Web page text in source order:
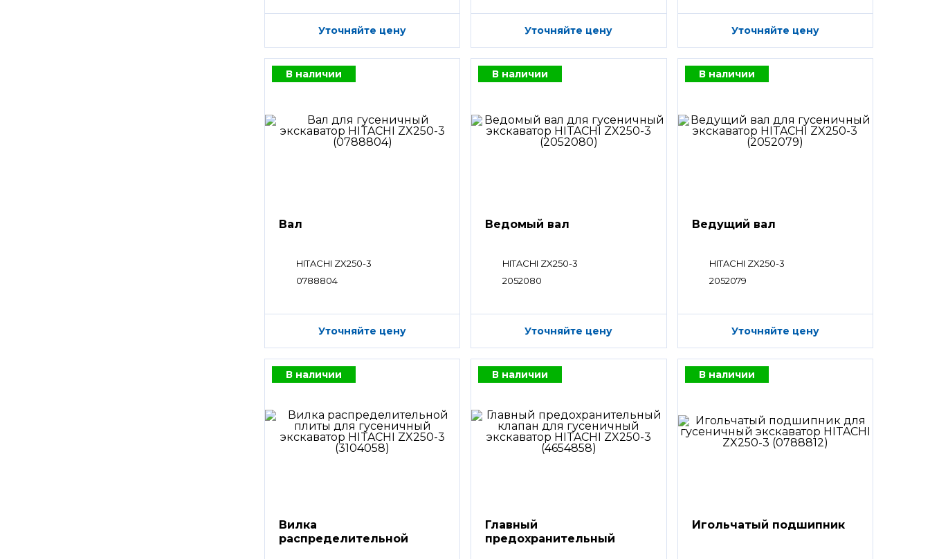
Уточняйте цену Уточняйте цену Уточняйте цену
В наличии
Вал
HITACHI ZX250-3
0788804
Уточняйте цену
В наличии
Ведомый вал
HITACHI ZX250-3
2052080
Уточняйте цену
В наличии
Ведущий вал
HITACHI ZX250-3
2052079
Уточняйте цену
В наличии
Вилка
распределительной
В наличии
Главный
предохранительный
В наличии
Игольчатый подшипник